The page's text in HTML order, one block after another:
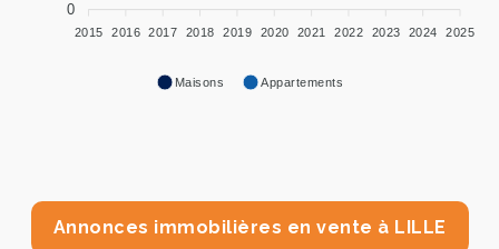
0
2015 2016 2017 2018 2019 2020 2021 2022 2023 2024 2025
Maisons Appartements
Annonces immobilières en vente à LILLE